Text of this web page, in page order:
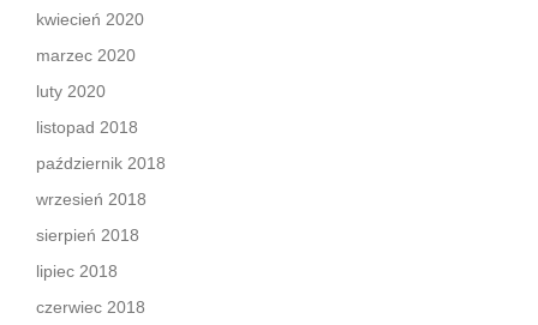
kwiecień 2020
marzec 2020
luty 2020
listopad 2018
październik 2018
wrzesień 2018
sierpień 2018
lipiec 2018
czerwiec 2018